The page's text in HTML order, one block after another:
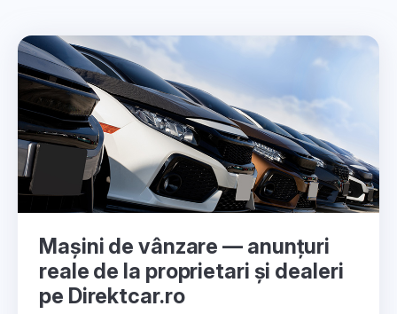
Mașini de vânzare — anunțuri
reale de la proprietari și dealeri
pe Direktcar.ro